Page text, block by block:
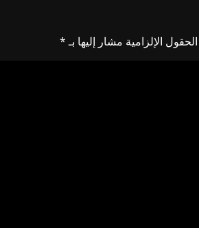
الحقول الإلزامية مشار إليها بـ*